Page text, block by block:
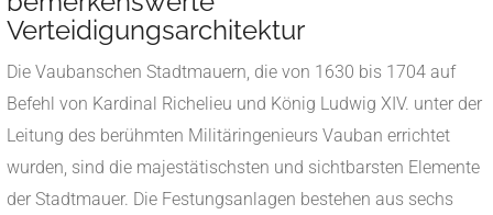
Verteidigungsarchitektur
Die Vaubanschen Stadtmauern, die von 1630 bis 1704 auf
Befehl von Kardinal Richelieu und König Ludwig XIV. unter der
Leitung des berühmten Militäringenieurs Vauban errichtet
wurden, sind die majestätischsten und sichtbarsten Elemente
der Stadtmauer. Die Festungsanlagen bestehen aus sechs